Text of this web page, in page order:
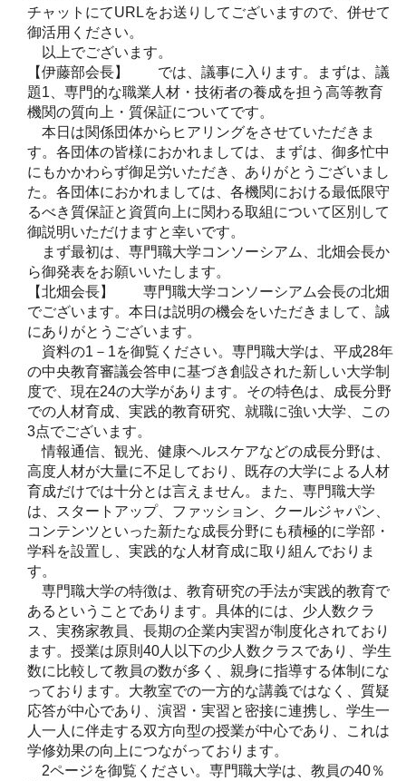
チャットにてURLをお送りしてございますので、併せて
御活用ください。
以上でございます。
【伊藤部会長】 では、議事に入ります。まずは、議
題1、専門的な職業人材・技術者の養成を担う高等教育
機関の質向上・質保証についてです。
本日は関係団体からヒアリングをさせていただきま
す。各団体の皆様におかれましては、まずは、御多忙中
にもかかわらず御足労いただき、ありがとうございまし
た。各団体におかれましては、各機関における最低限守
るべき質保証と資質向上に関わる取組について区別して
御説明いただけますと幸いです。
まず最初は、専門職大学コンソーシアム、北畑会長か
ら御発表をお願いいたします。
【北畑会長】 専門職大学コンソーシアム会長の北畑
でございます。本日は説明の機会をいただきまして、誠
にありがとうございます。
資料の1－1を御覧ください。専門職大学は、平成28年
の中央教育審議会答申に基づき創設された新しい大学制
度で、現在24の大学があります。その特色は、成長分野
での人材育成、実践的教育研究、就職に強い大学、この
3点でございます。
情報通信、観光、健康ヘルスケアなどの成長分野は、
高度人材が大量に不足しており、既存の大学による人材
育成だけでは十分とは言えません。また、専門職大学
は、スタートアップ、ファッション、クールジャパン、
コンテンツといった新たな成長分野にも積極的に学部・
学科を設置し、実践的な人材育成に取り組んでおりま
す。
専門職大学の特徴は、教育研究の手法が実践的教育で
あるということであります。具体的には、少人数クラ
ス、実務家教員、長期の企業内実習が制度化されており
ます。授業は原則40人以下の少人数クラスであり、学生
数に比較して教員の数が多く、親身に指導する体制にな
っております。大教室での一方的な講義ではなく、質疑
応答が中心であり、演習・実習と密接に連携し、学生一
人一人に伴走する双方向型の授業が中心であり、これは
学修効果の向上につながっております。
2ページを御覧ください。専門職大学は、教員の40％